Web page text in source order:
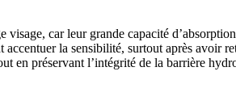
car leur grande capacité
la sensibilité, surtout après avoir
en préservant l’intégrité de la barrière